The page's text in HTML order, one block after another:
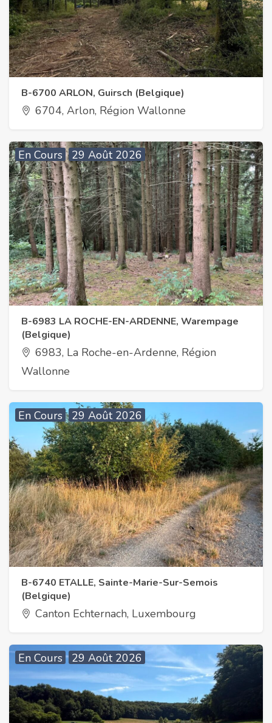
B-6700 ARLON, Guirsch (Belgique)
6704, Arlon, Région Wallonne
En Cours 29 Août 2026
B-6983 LA ROCHE-EN-ARDENNE, Warempage
(Belgique)
6983, La Roche-en-Ardenne, Région
Wallonne
En Cours 29 Août 2026
B-6740 ETALLE, Sainte-Marie-Sur-Semois
(Belgique)
Canton Echternach, Luxembourg
En Cours 29 Août 2026